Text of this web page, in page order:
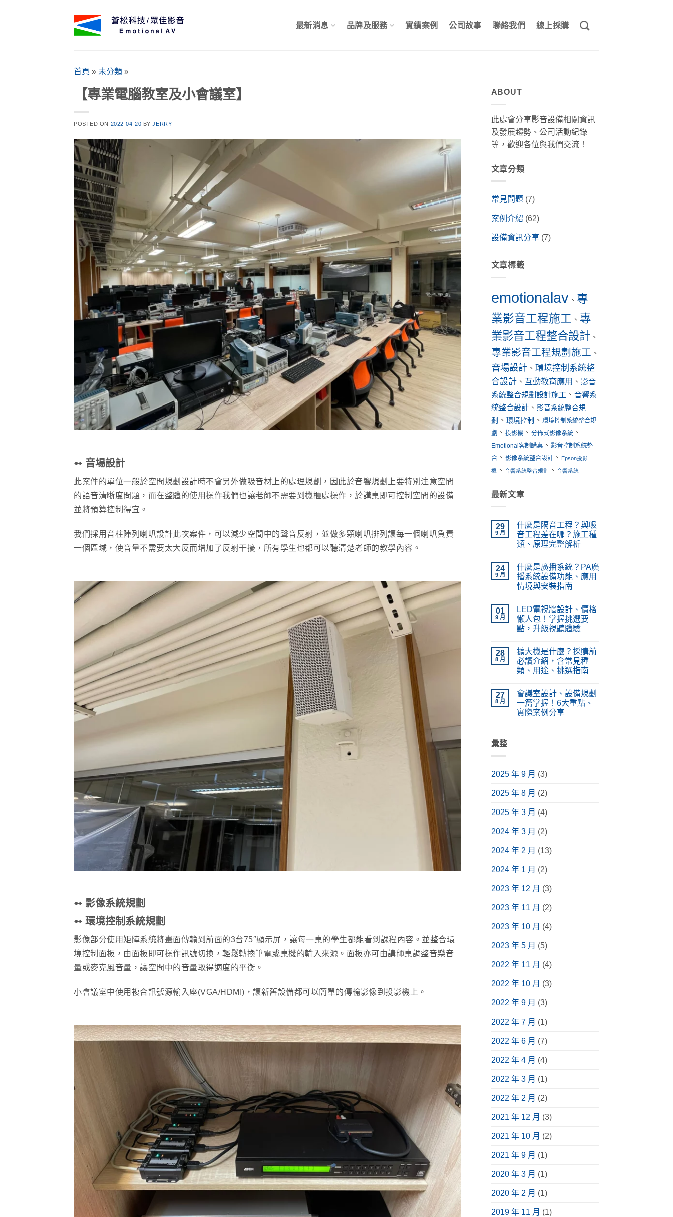
最新消息 品牌及服務 實績案例 公司故事 聯絡我們 線上採購
首頁 » 未分類 »
【專業電腦教室及小會議室】
POSTED ON 2022-04-20 BYJERRY
➻ 音場設計
此案件的單位一般於空間規劃設計時不會另外做吸音材上的處理規劃，因此於音響規劃上要特別注意空間
的語音清晰度問題，而在整體的使用操作我們也讓老師不需要到機櫃處操作，於講桌即可控制空間的設備
並將預算控制得宜。
我們採用音柱陣列喇叭設計此次案件，可以減少空間中的聲音反射，並做多顆喇叭排列讓每一個喇叭負責
一個區域，使音量不需要太大反而增加了反射干擾，所有學生也都可以聽清楚老師的教學內容。
➻ 影像系統規劃
➻ 環境控制系統規劃
影像部分使用矩陣系統將畫面傳輸到前面的3台75″顯示屏，讓每一桌的學生都能看到課程內容。並整合環
境控制面板，由面板即可操作訊號切換，輕鬆轉換筆電或桌機的輸入來源。面板亦可由講師桌調整音樂音
量或麥克風音量，讓空間中的音量取得適度的平衡。
小會議室中使用複合訊號源輸入座(VGA/HDMI)，讓新舊設備都可以簡單的傳輸影像到投影機上。
ABOUT
此處會分享影音設備相關資訊
及發展趨勢、公司活動紀錄
等，歡迎各位與我們交流！
文章分類
常見問題 (7)
案例介紹 (62)
設備資訊分享(7)
文章標籤
emotionalav 、 專
業影音工程施工 、 專
業影音工程整合設計、
專業影音工程規劃施工 、
音場設計、 環境控制系統整
合設計、 互動教育應用 、 影音
系統整合規劃設計施工 、 音響系
統整合設計、 影音系統整合規
劃 、 環境控制 、 環境控制系統整合規
劃、 投影機、 分佈式影像系統、
Emotional客制講桌、 影音控制系統整
合、 影像系統整合設計、 Epson投影
機 、 音響系統整合規劃 、 音響系統
最新文章
29
9 月
什麼是隔音工程？與吸
音工程差在哪？施工種
類、原理完整解析
麼
是
隔
音
與
吸
音
工
程
哪？
施
工
種
理
完
整
解
析〉
留
言
24
9 月
什麼是廣播系統？PA廣
播系統設備功能、應用
情境與安裝指南
是
廣
播
PA
廣
播
系
統
功
能、
用
言
01
9 月
LED電視牆設計、價格
懶人包！掌握挑選要
點，升級視聽體驗
電
視
牆
設
格
懶
人
包！
掌
聽
中
留
言
28
8 月
擴大機是什麼？採購前
必讀介紹，含常見種
類、用途、挑選指南
大
什
含
常
種
類、
途、
挑
指
南〉
留
27
8 月
會議室設計、設備規劃
一篇掌握！6大重點、
實際案例分享
規
篇
6
點、
際
案
分
享〉
彙整
2025 年 9 月 (3)
2025 年 8 月 (2)
2025 年 3 月 (4)
2024 年 3 月 (2)
2024 年 2 月 (13)
2024 年 1 月 (2)
2023 年 12 月 (3)
2023 年 11 月 (2)
2023 年 10 月 (4)
2023 年 5 月 (5)
2022 年 11 月 (4)
2022 年 10 月 (3)
2022 年 9 月 (3)
2022 年 7 月 (1)
2022 年 6 月 (7)
2022 年 4 月 (4)
2022 年 3 月 (1)
2022 年 2 月 (2)
2021 年 12 月 (3)
2021 年 10 月 (2)
2021 年 9 月 (1)
2020 年 3 月 (1)
2020 年 2 月 (1)
2019 年 11 月 (1)